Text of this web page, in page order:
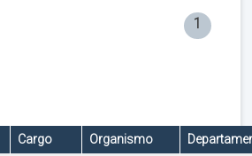
1
Cargo Organismo